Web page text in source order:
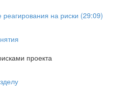
на риски (29:09)
проекта